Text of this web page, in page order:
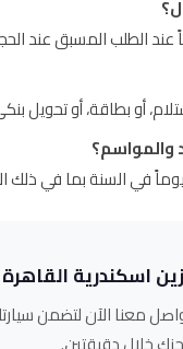
الطلب المسبق عند
أو بطاقة، أو
والمواسم؟
اسكندرية القاهرة
معنا الآن لتضمن